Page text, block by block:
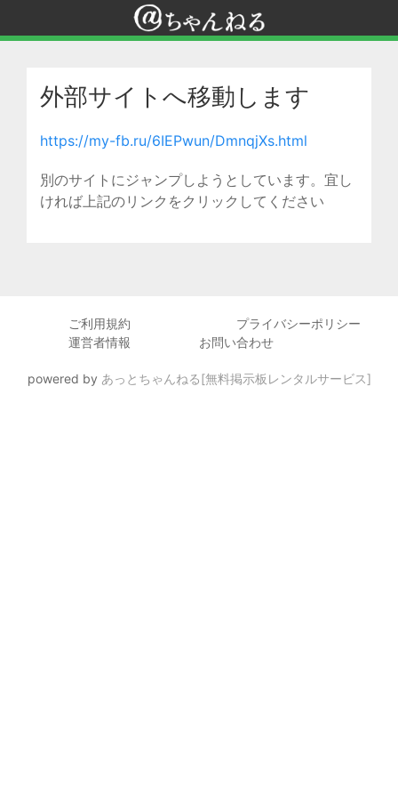
外部サイトへ移動します
https://my-fb.ru/6IEPwun/DmnqjXs.html
別のサイトにジャンプしようとしています。宜し
ければ上記のリンクをクリックしてください
ご利用規約
プライバシーポリシー
運営者情報
お問い合わせ
powered by あっとちゃんねる[無料掲示板レンタルサービス]